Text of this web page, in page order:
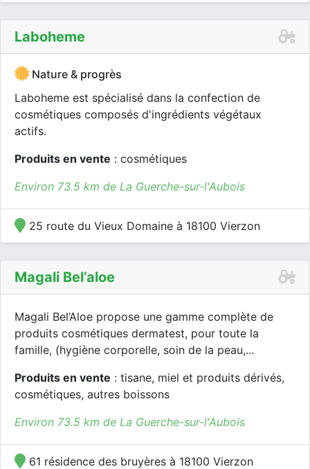
Laboheme
Nature & progrès
Laboheme est spécialisé dans la confection de
cosmétiques composés d'ingrédients végétaux
actifs.
Produits en vente : cosmétiques
Environ 73.5 km de La Guerche-sur-l'Aubois
25 route du Vieux Domaine à 18100 Vierzon
Magali Bel’aloe
Magali Bel’Aloe propose une gamme complète de
produits cosmétiques dermatest, pour toute la
famille, (hygiène corporelle, soin de la peau,...
Produits en vente : tisane, miel et produits dérivés,
cosmétiques, autres boissons
Environ 73.5 km de La Guerche-sur-l'Aubois
61 résidence des bruyères à 18100 Vierzon